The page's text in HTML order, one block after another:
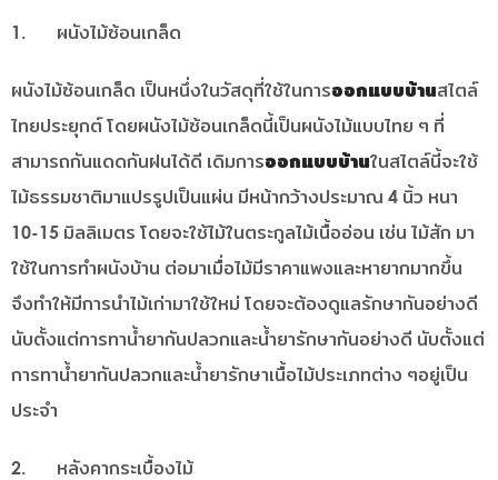
1. ผนังไม้ซ้อนเกล็ด
ผนังไม้ซ้อนเกล็ด เป็นหนึ่งในวัสดุที่ใช้ในการออกแบบบ้านสไตล์
ไทยประยุกต์ โดยผนังไม้ซ้อนเกล็ดนี้เป็นผนังไม้แบบไทย ๆ ที่
สามารถกันแดดกันฝนได้ดี เดิมการออกแบบบ้านในสไตล์นี้จะใช้
ไม้ธรรมชาติมาแปรรูปเป็นแผ่น มีหน้ากว้างประมาณ 4 นิ้ว หนา
10-15 มิลลิเมตร โดยจะใช้ไม้ในตระกูลไม้เนื้ออ่อน เช่น ไม้สัก มา
ใช้ในการทำผนังบ้าน ต่อมาเมื่อไม้มีราคาแพงและหายากมากขึ้น
จึงทำให้มีการนำไม้เก่ามาใช้ใหม่ โดยจะต้องดูแลรักษากันอย่างดี
นับตั้งแต่การทาน้ำยากันปลวกและน้ำยารักษากันอย่างดี นับตั้งแต่
การทาน้ำยากันปลวกและน้ำยารักษาเนื้อไม้ประเภทต่าง ๆอยู่เป็น
ประจำ
2. หลังคากระเบื้องไม้